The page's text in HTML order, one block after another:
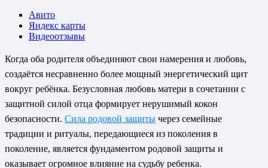
Авито
Яндекс карты
Видеоотзывы
Когда оба родителя объединяют свои намерения и любовь,
создаётся несравненно более мощный энергетический щит
вокруг ребёнка. Безусловная любовь матери в сочетании с
защитной силой отца формирует нерушимый кокон
безопасности. Сила родовой защиты через семейные
традиции и ритуалы, передающиеся из поколения в
поколение, является фундаментом родовой защиты и
оказывает огромное влияние на судьбу ребенка.